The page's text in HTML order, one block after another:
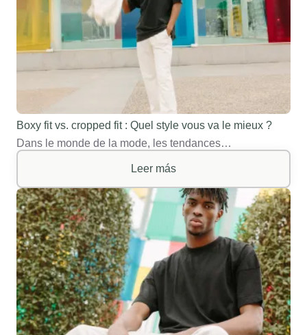
Boxy fit vs. cropped fit : Quel style vous va le mieux ?
Dans le monde de la mode, les tendances…
Leer más